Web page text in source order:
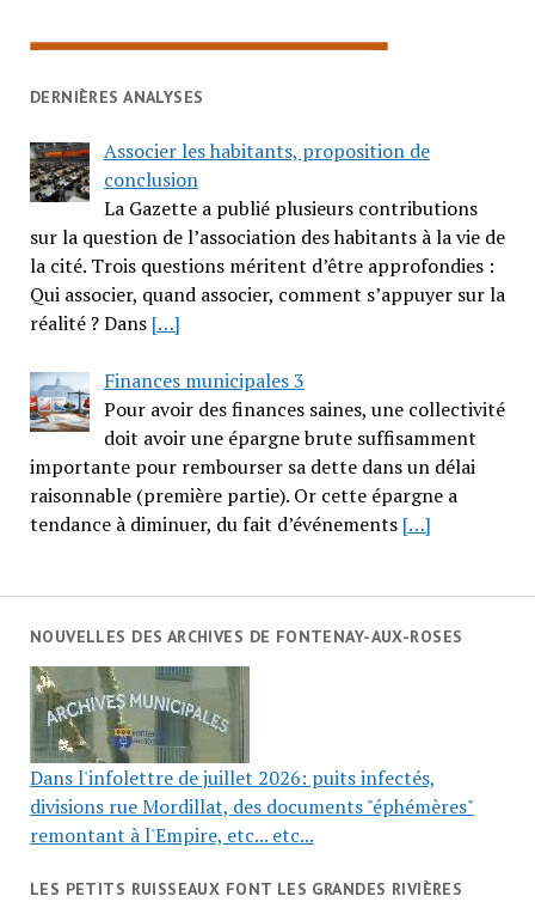
DERNIÈRES ANALYSES
Associer les habitants, proposition de
conclusion
La Gazette a publié plusieurs contributions
sur la question de l’association des habitants à la vie de
la cité. Trois questions méritent d’être approfondies :
Qui associer, quand associer, comment s’appuyer sur la
réalité ? Dans […]
Finances municipales 3
Pour avoir des finances saines, une collectivité
doit avoir une épargne brute suffisamment
importante pour rembourser sa dette dans un délai
raisonnable (première partie). Or cette épargne a
tendance à diminuer, du fait d’événements […]
NOUVELLES DES ARCHIVES DE FONTENAY-AUX-ROSES
Dans l'infolettre de juillet 2026: puits infectés,
divisions rue Mordillat, des documents "éphémères"
remontant à l'Empire, etc... etc...
LES PETITS RUISSEAUX FONT LES GRANDES RIVIÈRES